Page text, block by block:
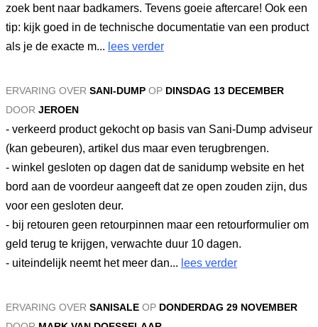
zoek bent naar badkamers. Tevens goeie aftercare! Ook een
tip: kijk goed in de technische documentatie van een product
als je de exacte m... lees verder
ERVARING OVER SANI-DUMP OP DINSDAG 13 DECEMBER
DOOR JEROEN
- verkeerd product gekocht op basis van Sani-Dump adviseur
(kan gebeuren), artikel dus maar even terugbrengen.
- winkel gesloten op dagen dat de sanidump website en het
bord aan de voordeur aangeeft dat ze open zouden zijn, dus
voor een gesloten deur.
- bij retouren geen retourpinnen maar een retourformulier om
geld terug te krijgen, verwachte duur 10 dagen.
- uiteindelijk neemt het meer dan... lees verder
ERVARING OVER SANISALE OP DONDERDAG 29 NOVEMBER